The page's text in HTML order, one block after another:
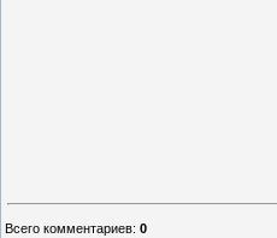
Всего комментариев: 0